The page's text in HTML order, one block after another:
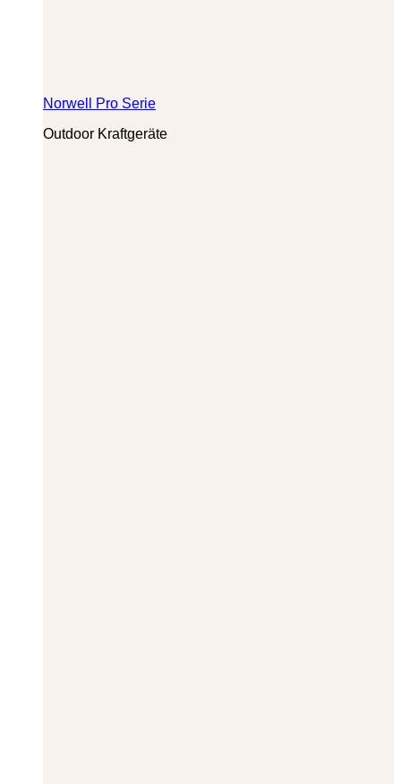
Norwell Pro Serie
Outdoor Kraftgeräte